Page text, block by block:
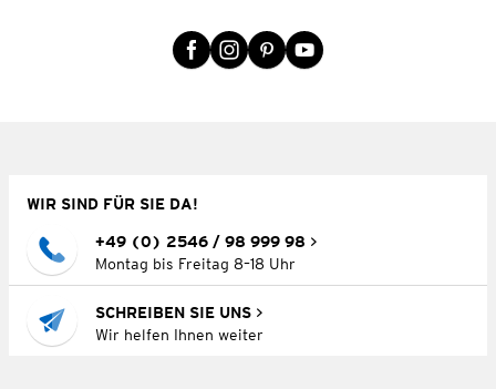
WIR SIND FÜR SIE DA!
+49 (0) 2546 / 98 999 98
Montag bis Freitag 8–18 Uhr
SCHREIBEN SIE UNS
Wir helfen Ihnen weiter